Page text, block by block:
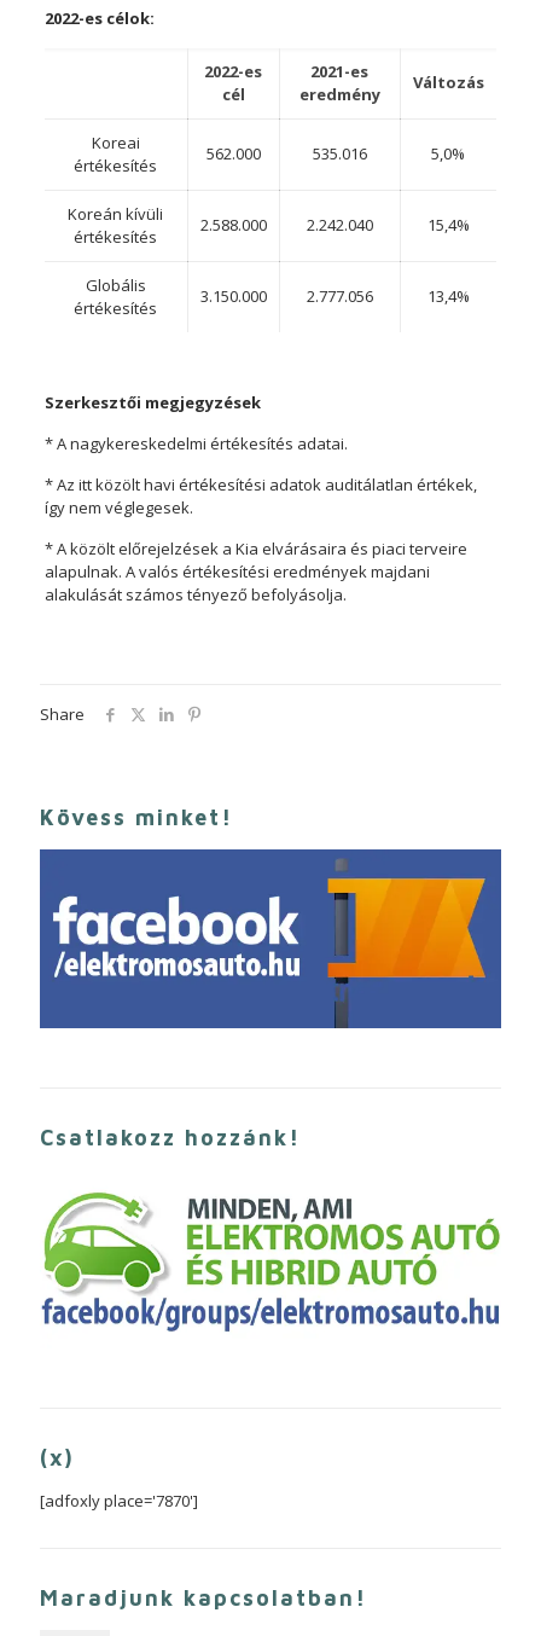
2022-es célok:
2022-es
cél
2021-es
eredmény
Változás
Koreai
értékesítés
562.000 535.016 5,0%
Koreán kívüli
értékesítés
2.588.000 2.242.040 15,4%
Globális
értékesítés
3.150.000 2.777.056 13,4%
Szerkesztői megjegyzések
* A nagykereskedelmi értékesítés adatai.
* Az itt közölt havi értékesítési adatok auditálatlan értékek,
így nem véglegesek.
* A közölt előrejelzések a Kia elvárásaira és piaci terveire
alapulnak. A valós értékesítési eredmények majdani
alakulását számos tényező befolyásolja.
Share
Kövess minket!
Csatlakozz hozzánk!
(x)
[adfoxly place='7870']
Maradjunk kapcsolatban!